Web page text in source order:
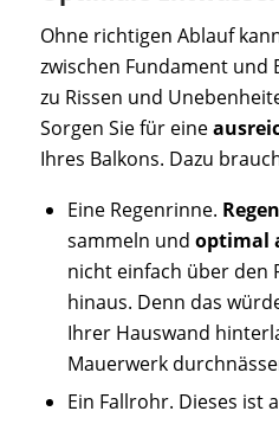
Ohne richtigen Ablauf
zwischen Fundament und
zu Rissen und
Sorgen Sie für eine
Ihres Balkons. Dazu
Eine Regenrinne.
sammeln und optimal
nicht einfach über den
hinaus. Denn das
Ihrer Hauswand
Mauerwerk
Ein Fallrohr. Dieses ist